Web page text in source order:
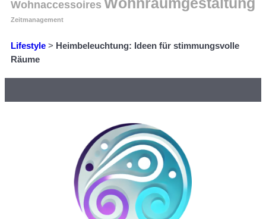
Wohnaccessoires
Zeitmanagement
Lifestyle > Heimbeleuchtung: Ideen für stimmungsvolle
Räume